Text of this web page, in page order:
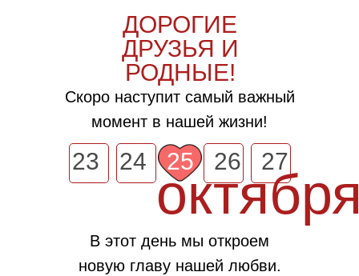
ДОРОГИЕ
ДРУЗЬЯ И
РОДНЫЕ!
Скоро наступит самый важный
момент в нашей жизни!
В этот день мы откроем
новую главу нашей любви.
25
24
23 26 27
Сбор
дня - вместе с вами
ТАЙМИНГ